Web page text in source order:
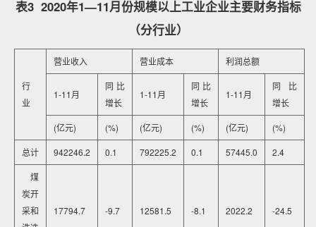
表3 2020年1—11月份规模以上工业企业主要财务指标
（分行业）
行
业
营业收入 营业成本 利润总额
1-11月
同比
增长
1-11月
同比
增长
1-11月
同比
增长
(亿元) (%) (亿元) (%) (亿元) (%)
总计 942246.2 0.1 792225.2 0.1 57445.0 2.4
煤
炭开
采和
17794.7 -9.7 12581.5 -8.1 2022.2 -24.5